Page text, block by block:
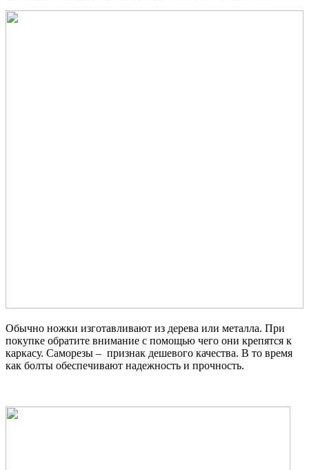
Обычно ножки изготавливают из дерева или металла. При
покупке обратите внимание с помощью чего они крепятся к
каркасу. Саморезы – признак дешевого качества. В то время
как болты обеспечивают надежность и прочность.